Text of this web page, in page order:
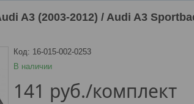
A3 (2003-2012) / Audi A3
В наличии
Код: 16-015-002-0253
141 руб./комплект